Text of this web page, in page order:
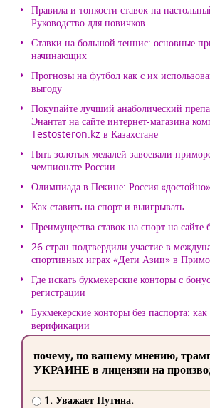
Правила и тонкости ставок на
Руководство для новичков
Ставки на большой теннис: основные
начинающих
Прогнозы на футбол как с их
выгоду
Покупайте лучший анаболический
Энантат на сайте интернет-магазина
Testosteron.kz в Казахстане
Пять золотых медалей завоевали
чемпионате России
Олимпиада в Пекине: Россия
Как ставить на спорт и выигрывать
Преимущества ставок на спорт на сайте
26 стран подтвердили участие в
спортивных играх «Дети Азии» в
Где искать букмекерские конторы с
регистрации
Букмекерские конторы без паспорта: как
верификации
почему, по вашему мнению,
УКРАИНЕ в лицензии на
1. Уважает Путина.